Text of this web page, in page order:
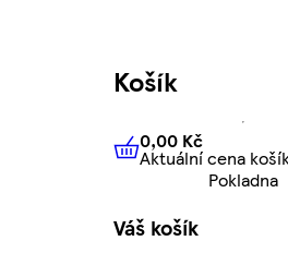
Košík
0,00 Kč
0,00 Kč
Aktuální cena
Pokladna
Váš košík